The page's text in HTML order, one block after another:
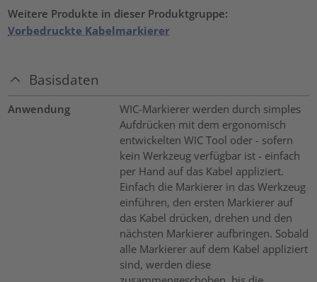
Weitere Produkte in dieser Produktgruppe:
Vorbedruckte Kabelmarkierer
Basisdaten
Anwendung
WIC-Markierer werden durch simples
Aufdrücken mit dem ergonomisch
entwickelten WIC Tool oder - sofern
kein Werkzeug verfügbar ist - einfach
per Hand auf das Kabel appliziert.
Einfach die Markierer in das Werkzeug
einführen, den ersten Markierer auf
das Kabel drücken, drehen und den
nächsten Markierer aufbringen. Sobald
alle Markierer auf dem Kabel appliziert
sind, werden diese